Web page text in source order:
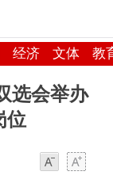
经济 文体 教
选会举办
位